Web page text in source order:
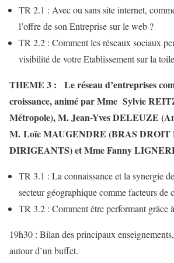
TR 2.1 : Avec ou sans site internet,
l’offre de son Entreprise sur le web ?
TR 2.2 : Comment les réseaux sociaux
visibilité de votre Etablissement sur la
THEME 3 : Le réseau d’entreprises
croissance, animé par Mme Sylvie
Métropole), M. Jean-Yves DELEUZE
M. Loïc MAUGENDRE (BRAS DROIT
DIRIGEANTS) et Mme Fanny
TR 3.1 : La connaissance et la synergie
secteur géographique comme facteurs de
TR 3.2 : Comment être performant grâce
19h30 : Bilan des principaux
autour d’un buffet.